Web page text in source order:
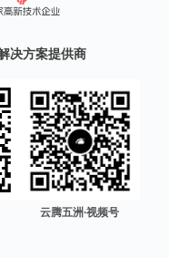
决方案提供商
云腾五洲·视频号